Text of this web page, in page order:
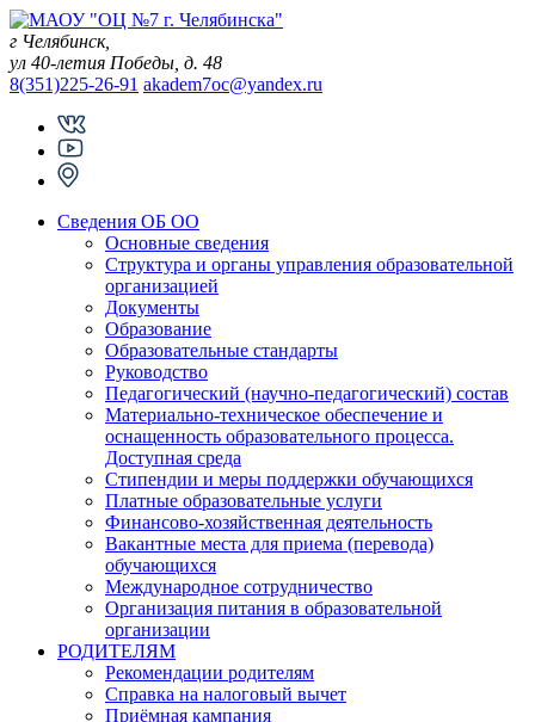
Skip
to
content
г Челябинск,
ул 40-летия Победы, д. 48
8(351)225-26-91 akadem7oc@yandex.ru
Сведения ОБ ОО
Основные сведения
Структура и органы управления образовательной
организацией
Документы
Образование
Образовательные стандарты
Руководство
Педагогический (научно-педагогический) состав
Материально-техническое обеспечение и
оснащенность образовательного процесса.
Доступная среда
Стипендии и меры поддержки обучающихся
Платные образовательные услуги
Финансово-хозяйственная деятельность
Вакантные места для приема (перевода)
обучающихся
Международное сотрудничество
Организация питания в образовательной
организации
РОДИТЕЛЯМ
Рекомендации родителям
Справка на налоговый вычет
Приёмная кампания